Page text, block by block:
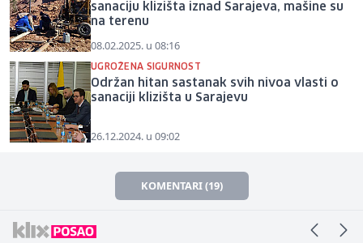
sanaciju klizišta iznad Sarajeva, mašine su
na terenu
08.02.2025. u 08:16
UGROŽENA SIGURNOST
Održan hitan sastanak svih nivoa vlasti o
sanaciji klizišta u Sarajevu
26.12.2024. u 09:02
KOMENTARI (19)